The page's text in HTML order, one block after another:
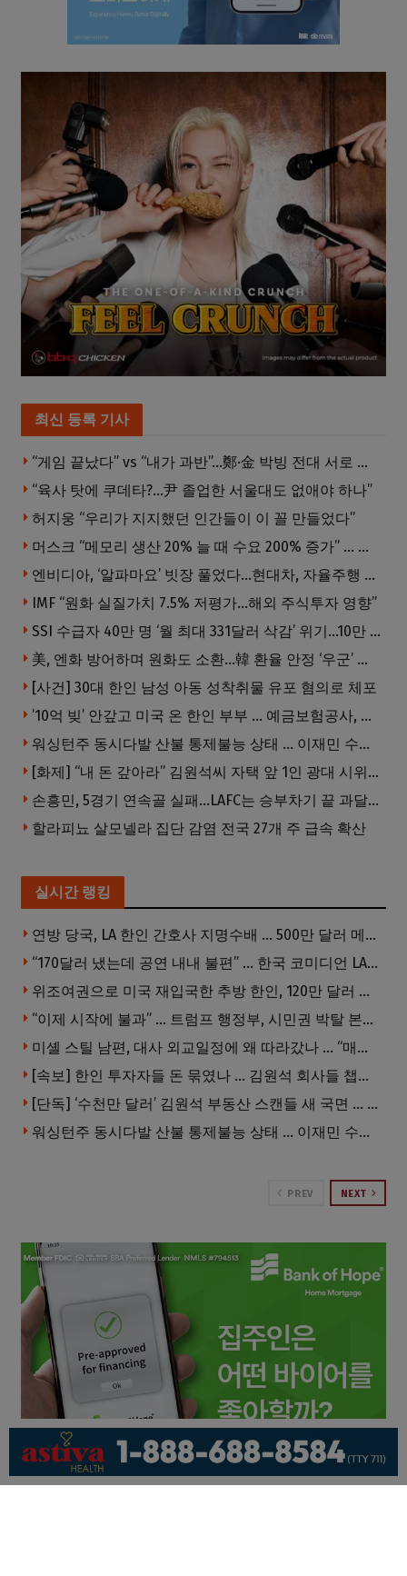
최신 등록 기사
“게임 끝났다” vs “내가 과반”…鄭·金 박빙 전대 서로 우위 주장
“육사 탓에 쿠데타?…尹 졸업한 서울대도 없애야 하나”
허지웅 “우리가 지지했던 인간들이 이 꼴 만들었다”
머스크 “메모리 생산 20% 늘 때 수요 200% 증가” … 반도체 매출 1조달러 눈 앞
엔비디아, ‘알파마요’ 빗장 풀었다…현대차, 자율주행 속도내나
IMF “원화 실질가치 7.5% 저평가…해외 주식투자 영향”
SSI 수급자 40만 명 ‘월 최대 331달러 삭감’ 위기…10만 명은 수급자격 상실
美, 엔화 방어하며 원화도 소환…韓 환율 안정 ‘우군’ 되나
[사건] 30대 한인 남성 아동 성착취물 유포 혐의로 체포
’10억 빚’ 안갚고 미국 온 한인 부부 … 예금보험공사, 미국서 소송
워싱턴주 동시다발 산불 통제불능 상태 … 이재민 수십만명
[화제] “내 돈 갚아라” 김원석씨 자택 앞 1인 광대 시위 … 한인 투자사, “108만 달러 못받아”
손흥민, 5경기 연속골 실패…LAFC는 승부차기 끝 과달라하라 격파
할라피뇨 살모넬라 집단 감염 전국 27개 주 급속 확산
실시간 랭킹
연방 당국, LA 한인 간호사 지명수배 … 500만 달러 메디캐어 사기, 선고 직전 한국 도주
“170달러 냈는데 공연 내내 불편” … 한국 코미디언 LA공연, 음향 불량에 외모 비하 개그 논란
위조여권으로 미국 재입국한 추방 한인, 120만 달러 은행 사기 행각
“이제 시작에 불과” … 트럼프 행정부, 시민권 박탈 본격화
미셸 스틸 남편, 대사 외교일정에 왜 따라갔나 … “매우 이례적”
[속보] 한인 투자자들 돈 묶였나 … 김원석 회사들 챕터7 강제파산·자진파산 잇따라 신청
[단독] ‘수천만 달러’ 김원석 부동산 스캔들 새 국면 … 한인 투자자들 소송 잇따라 ‘디폴트’ 절차
워싱턴주 동시다발 산불 통제불능 상태 … 이재민 수십만명
PREV NEXT